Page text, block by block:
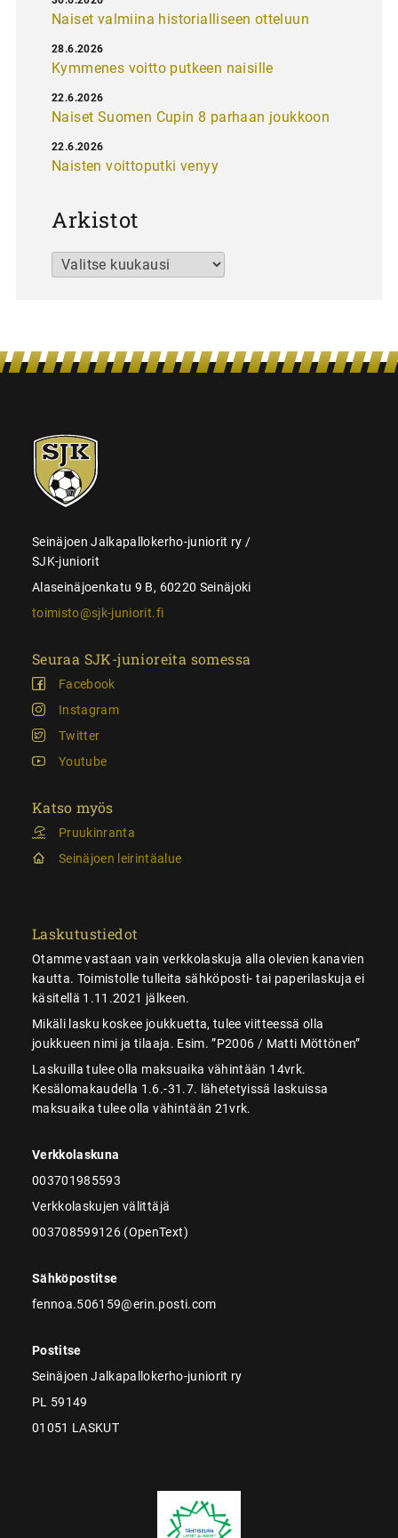
Naiset valmiina historialliseen otteluun
Kymmenes voitto putkeen naisille
28.6.2026
Naiset Suomen Cupin 8 parhaan joukkoon
22.6.2026
Naisten voittoputki venyy
22.6.2026
Arkistot
Arkistot
SJK-
juniorit
Seinäjoen Jalkapallokerho-juniorit ry /
SJK-juniorit
Alaseinäjoenkatu 9 B, 60220 Seinäjoki
toimisto@sjk-juniorit.fi
Seuraa SJK-junioreita somessa
Facebook
Instagram
Twitter
Youtube
Katso myös
Pruukinranta
Seinäjoen leirintäalue
Laskutustiedot
Otamme vastaan vain verkkolaskuja alla olevien kanavien
kautta. Toimistolle tulleita sähköposti- tai paperilaskuja ei
käsitellä 1.11.2021 jälkeen.
Mikäli lasku koskee joukkuetta, tulee viitteessä olla
joukkueen nimi ja tilaaja. Esim. ”P2006 / Matti Möttönen”
Laskuilla tulee olla maksuaika vähintään 14vrk.
Kesälomakaudella 1.6.-31.7. lähetetyissä laskuissa
maksuaika tulee olla vähintään 21vrk.
Verkkolaskuna
003701985593
Verkkolaskujen välittäjä
003708599126 (OpenText)
Sähköpostitse
fennoa.506159@erin.posti.com
Postitse
Seinäjoen Jalkapallokerho-juniorit ry
PL 59149
01051 LASKUT